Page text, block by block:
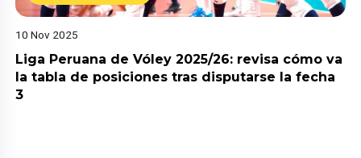
10 Nov 2025
Liga Peruana de Vóley 2025/26: revisa cómo va
la tabla de posiciones tras disputarse la fecha
3